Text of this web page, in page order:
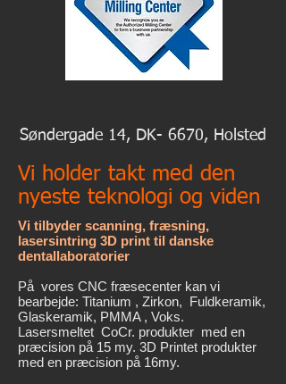
Søndergade 14, DK- 6670, Holsted
Vi holder takt med den
nyeste teknologi og viden
Vi tilbyder scanning, fræsning,
lasersintring 3D print til danske
dentallaboratorier
På vores CNC fræsecenter kan vi
bearbejde: Titanium , Zirkon, Fuldkeramik,
Glaskeramik, PMMA , Voks.
Lasersmeltet CoCr. produkter med en
præcision på 15 my. 3D Printet produkter
med en præcision på 16my.